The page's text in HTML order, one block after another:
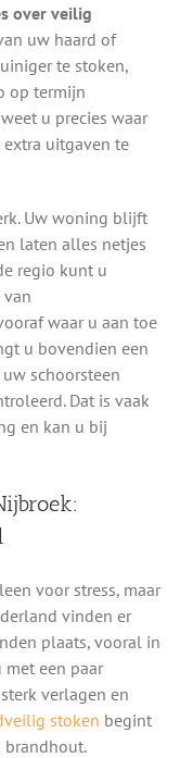
over veilig
uw haard of
te stoken,
op termijn
u precies waar
uitgaven te
Uw woning blijft
laten alles netjes
regio kunt u
waar u aan toe
u bovendien een
schoorsteen
Dat is vaak
en kan u bij
voor stress, maar
vinden er
plaats, vooral in
een paar
verlagen en
stoken begint
brandhout.